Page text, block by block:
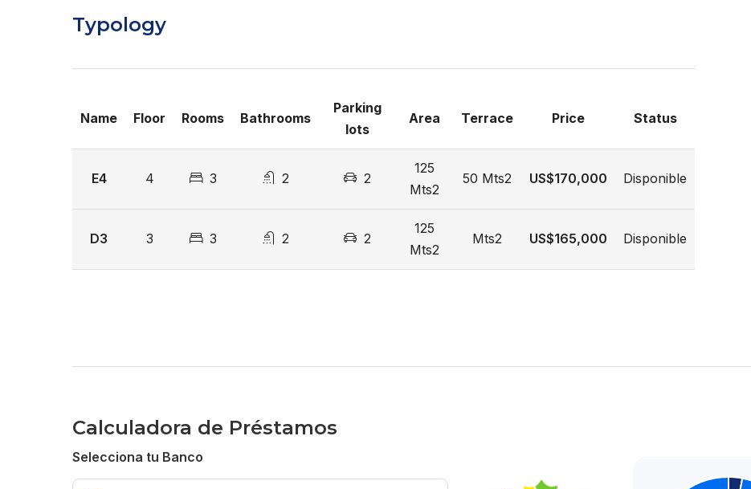
Piscina
Typology
Name Floor Rooms Bathrooms
Parking
lots
Area Terrace Price Status
E4 4 3 2 2
125
Mts2
50 Mts2 US$170,000 Disponible
D3 3 3 2 2
125
Mts2
Mts2 US$165,000 Disponible
Calculadora de Préstamos
Selecciona tu Banco